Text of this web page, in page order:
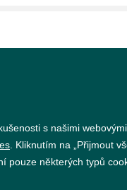
s našimi
. Kliknutím na „Přijmout
pouze některých typů